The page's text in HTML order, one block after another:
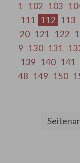
1
102 103
111
112 113
20 121 122
9 130 131
139 140 141
48 149 150